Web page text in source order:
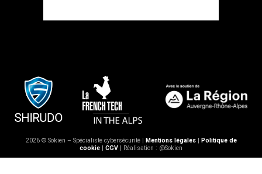
2026 © Sokien – Spécialiste cybersécurité | Mentions légales| Politique de
cookie | CGV | Réalisation : @Sokien